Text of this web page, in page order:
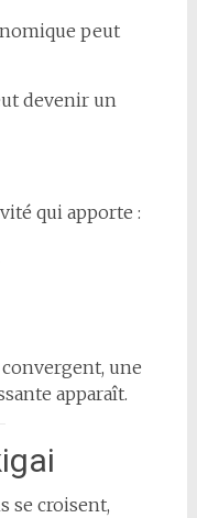
peut
devenir un
qui apporte :
une
apparaît.
se croisent,